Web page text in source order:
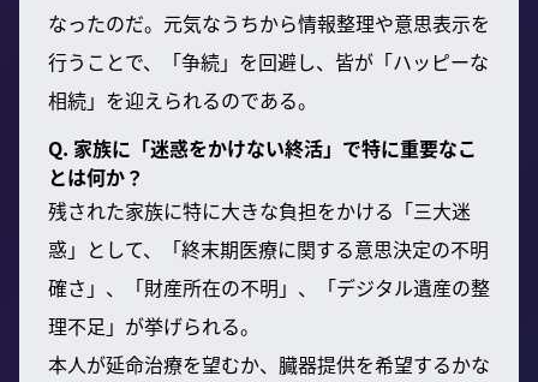
なったのだ。元気なうちから情報整理や意思表示を
行うことで、「争続」を回避し、皆が「ハッピーな
相続」を迎えられるのである。
Q. 家族に「迷惑をかけない終活」で特に重要なこ
とは何か？
残された家族に特に大きな負担をかける「三大迷
惑」として、「終末期医療に関する意思決定の不明
確さ」、「財産所在の不明」、「デジタル遺産の整
理不足」が挙げられる。
本人が延命治療を望むか、臓器提供を希望するかな